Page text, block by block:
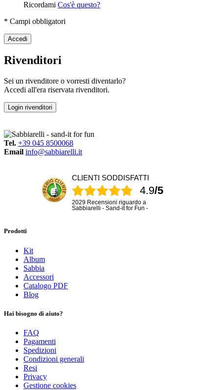
Ricordami Cos'è questo?
* Campi obbligatori
Accedi
Rivenditori
Sei un rivenditore o vorresti diventarlo?
Accedi all'era riservata rivenditori.
Login rivenditori
Tel. +39 045 8500068
Email info@sabbiarelli.it
CLIENTI SODDISFATTI
4.9/5
2029 Recensioni riguardo a
Sabbiarelli - Sand-it for Fun -
Prodotti
Kit
Album
Sabbia
Accessori
Catalogo PDF
Blog
Hai bisogno di aiuto?
FAQ
Pagamenti
Spedizioni
Condizioni generali
Resi
Privacy
Gestione cookies